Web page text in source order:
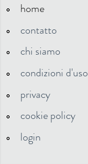
home
contatto
chi siamo
condizioni d'uso
privacy
cookie policy
login